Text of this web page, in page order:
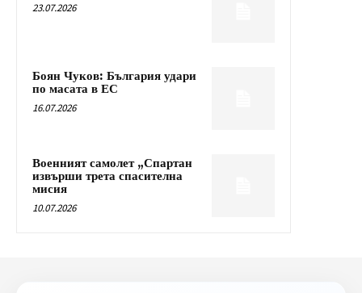
23.07.2026
Боян Чуков: България удари
по масата в ЕС
16.07.2026
Военният самолет „Спартан
извърши трета спасителна
мисия
10.07.2026